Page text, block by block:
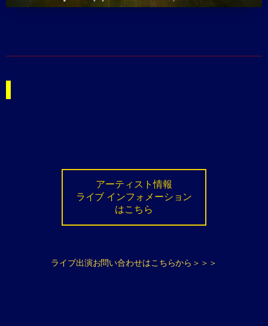
アーティスト情報
ライブ インフォメーション
はこちら
ライブ出演お問い合わせはこちらから＞＞＞